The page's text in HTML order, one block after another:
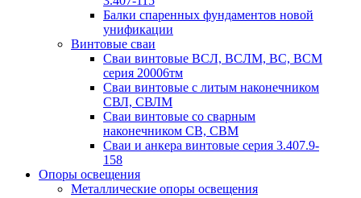
Балки спаренных фундаментов новой
унификации
Винтовые сваи
Сваи винтовые ВСЛ, ВСЛМ, ВС, ВСМ
серия 20006тм
Сваи винтовые с литым наконечником
СВЛ, СВЛМ
Сваи винтовые со сварным
наконечником СВ, СВМ
Сваи и анкера винтовые серия 3.407.9-
158
Опоры освещения
Металлические опоры освещения